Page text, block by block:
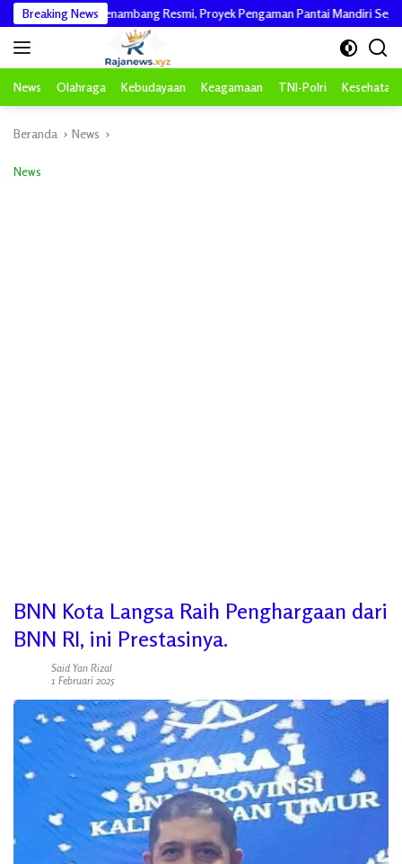
Langsung
ke
konten
Breaking News
Penambang Resmi, Proyek Pengaman Pantai Mandiri Sejati Sudah
News Olahraga Kebudayaan Keagamaan TNI-Polri Kesehatan
Beranda News
News
BNN Kota Langsa Raih Penghargaan dari
BNN RI, ini Prestasinya.
Said Yan Rizal
1 Februari 2025